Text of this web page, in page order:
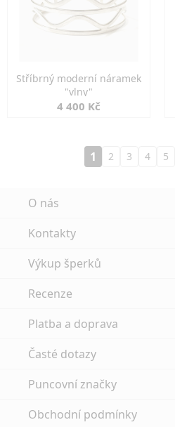
Stříbrný moderní náramek
"vlny"
4 400 Kč
1 2 3 4 5
O nás
Kontakty
Výkup šperků
Recenze
Platba a doprava
Časté dotazy
Puncovní značky
Obchodní podmínky